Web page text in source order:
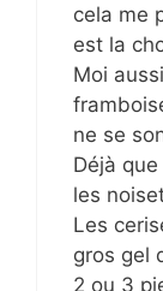
cela me
est la
Moi
ne se
Déjà
les
Les
gros gel
2 ou 3